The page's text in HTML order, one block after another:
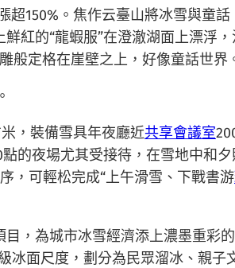
150%。焦作云臺山將冰雪與童
紅的“龍蝦服”在澄澈湖面上漂浮
般定格在崖壁之上，好像童話世界
，裝備雪具年夜廳近共享會議室
的夜場尤其受接待，在雪地中和
，可輕松完成“上午滑雪、下戰書游
，為城市冰雪經濟添上濃墨重彩
面尺度，劃分為民眾溜冰、親子